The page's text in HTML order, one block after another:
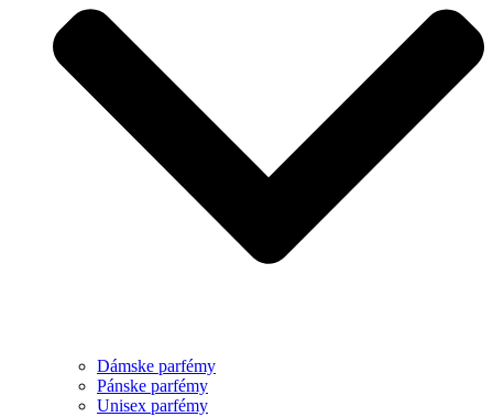
Dámske parfémy
Pánske parfémy
Unisex parfémy